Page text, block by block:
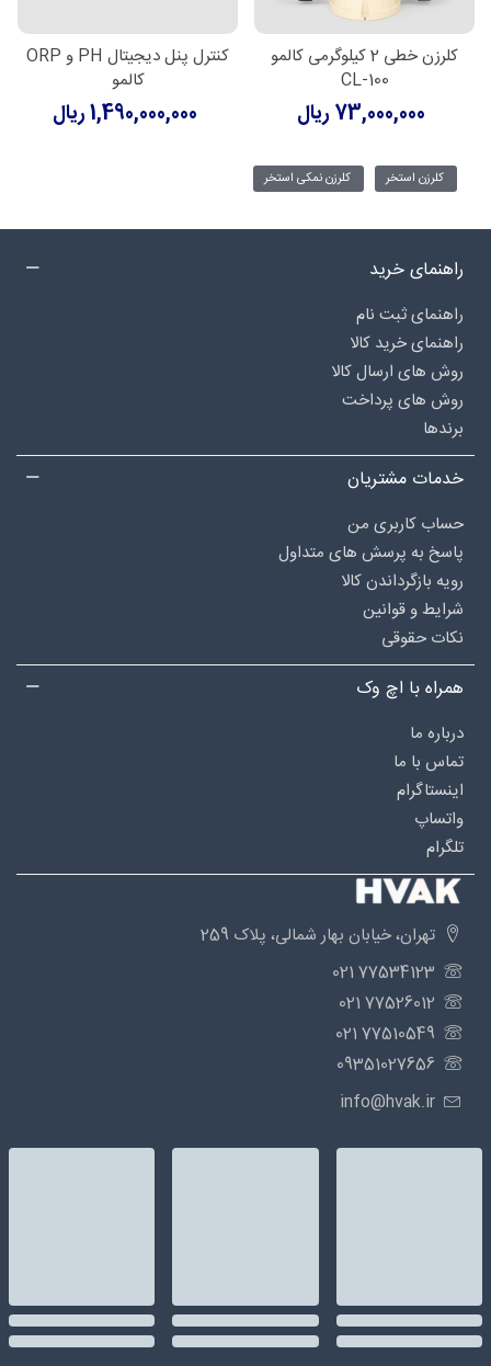
کلرزن خطی 2 کیلوگرمی کالمو
CL-100
73,000,000 ریال
کنترل پنل دیجیتال PH و ORP
کالمو
1,490,000,000 ریال
کلرزن استخر کلرزن نمکی استخر
راهنمای خرید
راهنمای ثبت نام
راهنمای خرید کالا
روش های ارسال کالا
روش های پرداخت
برندها
خدمات مشتریان
حساب کاربری من
پاسخ به پرسش های متداول
رویه بازگرداندن کالا
شرایط و قوانین
نکات حقوقی
همراه با اچ وک
درباره‌ ما
تماس با ما
اینستاگرام
واتساپ
تلگرام
تهران، خیابان بهار شمالی، پلاک 259
77534123 021
77526012 021
77510549 021
09351027656
info@hvak.ir